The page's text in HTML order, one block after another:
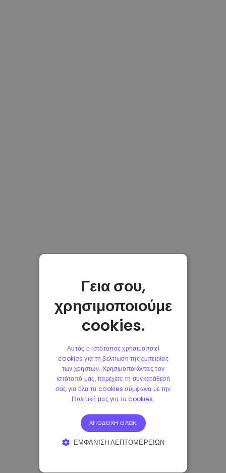
Γεια σου,
χρησιμοποιούμε
cookies.
Αυτός ο ιστότοπος χρησιμοποιεί
cookies για τη βελτίωση της εμπειρίας
των χρηστών. Χρησιμοποιώντας τον
ιστότοπό μας, παρέχετε τη συγκατάθεσή
σας για όλα τα cookies σύμφωνα με την
Πολιτική μας για τα cookies.
ΑΠΟΔΟΧΉ ΌΛΩΝ
ΕΜΦΆΝΙΣΗ ΛΕΠΤΟΜΕΡΕΙΏΝ